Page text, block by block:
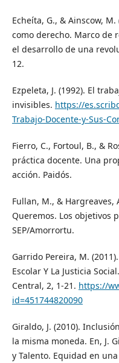
Echeíta, G., & Ainscow,
como derecho. Marco de
el desarrollo de una
12.
Ezpeleta, J. (1992). El
invisibles. https://
Trabajo-Docente-y-Sus-
Fierro, C., Fortoul, B., &
práctica docente. Una
acción. Paidós.
Fullan, M., & Hargreaves,
Queremos. Los objetivos
SEP/Amorrortu.
Garrido Pereira, M.
Escolar Y La Justicia
Central, 2, 1-21. https://
id=451744820090
Giraldo, J. (2010).
la misma moneda. En, J.
y Talento. Equidad en